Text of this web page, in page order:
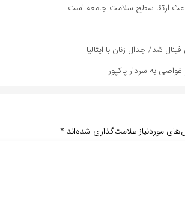
ارتقا سطح سلامت جامعه است
شد/ جدال زنان با ایتالیا
به سردار پاکپور
موردنیاز علامت‌گذاری شده‌اند *